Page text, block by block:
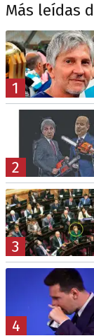
Más leídas
1
2
3
4